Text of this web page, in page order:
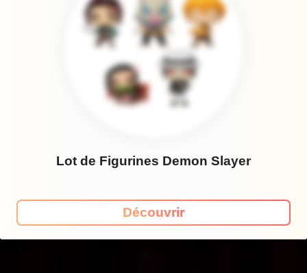
Lot de Figurines Demon Slayer
Découvrir